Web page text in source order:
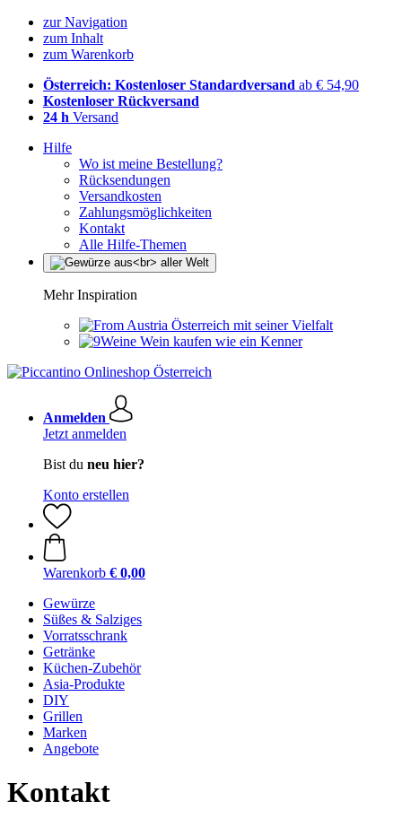
zur Navigation
zum Inhalt
zum Warenkorb
Österreich: Kostenloser Standardversand ab € 54,90
Kostenloser Rückversand
24 h Versand
Hilfe
Wo ist meine Bestellung?
Rücksendungen
Versandkosten
Zahlungsmöglichkeiten
Kontakt
Alle Hilfe-Themen
Mehr Inspiration
Österreich mit seiner Vielfalt
Wein kaufen wie ein Kenner
Anmelden
Jetzt anmelden
Bist du neu hier?
Konto erstellen
Warenkorb € 0,00
Gewürze
Süßes & Salziges
Vorratsschrank
Getränke
Küchen-Zubehör
Asia-Produkte
DIY
Grillen
Marken
Angebote
Kontakt